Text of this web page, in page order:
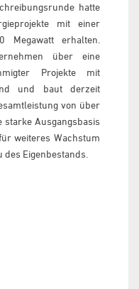
hatte
mit einer
Megawatt erhalten.
über eine
Projekte mit
und baut derzeit
von über
starke Ausgangsbasis
weiteres Wachstum
Eigenbestands.